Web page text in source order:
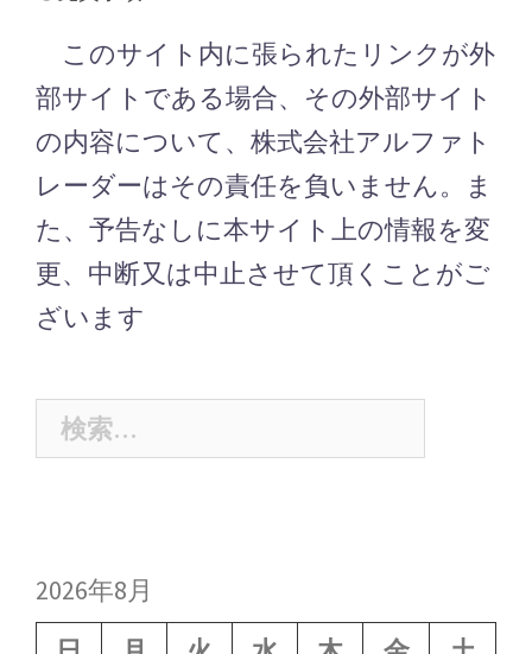
このサイト内に張られたリンクが外
部サイトである場合、その外部サイト
の内容について、株式会社アルファト
レーダーはその責任を負いません。ま
た、予告なしに本サイト上の情報を変
更、中断又は中止させて頂くことがご
ざいます
索:
2026年8月